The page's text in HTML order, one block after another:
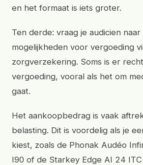
en het formaat is iets groter.
Ten derde: vraag je audicien naar
mogelijkheden voor vergoeding
zorgverzekering. Soms is er
vergoeding, vooral als het om
gaat.
Het aankoopbedrag is vaak
belasting. Dit is voordelig als je
kiest, zoals de Phonak Audéo
I90 of de Starkey Edge AI 24 ITC